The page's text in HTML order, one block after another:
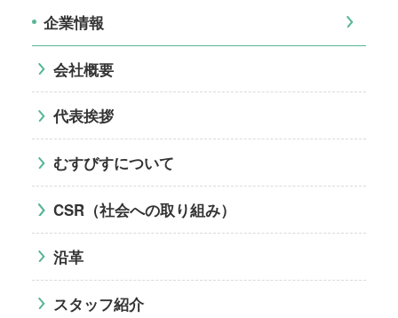
企業情報
会社概要
代表挨拶
むすびすについて
CSR（社会への取り組み）
沿革
スタッフ紹介